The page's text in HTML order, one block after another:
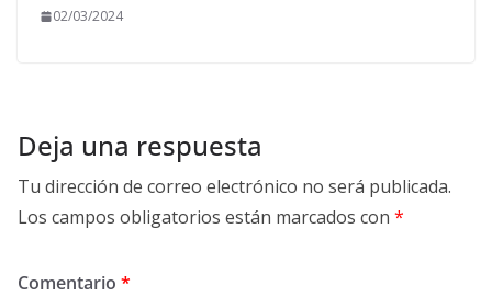
02/03/2024
Deja una respuesta
Tu dirección de correo electrónico no será publicada.
Los campos obligatorios están marcados con *
Comentario *